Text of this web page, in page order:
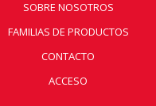
SOBRE NOSOTROS
FAMILIAS DE PRODUCTOS
CONTACTO
ACCESO